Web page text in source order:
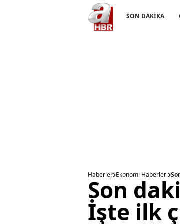
SON DAKİKA
Haberler Ekonomi Haberleri
Son
İşte ilk